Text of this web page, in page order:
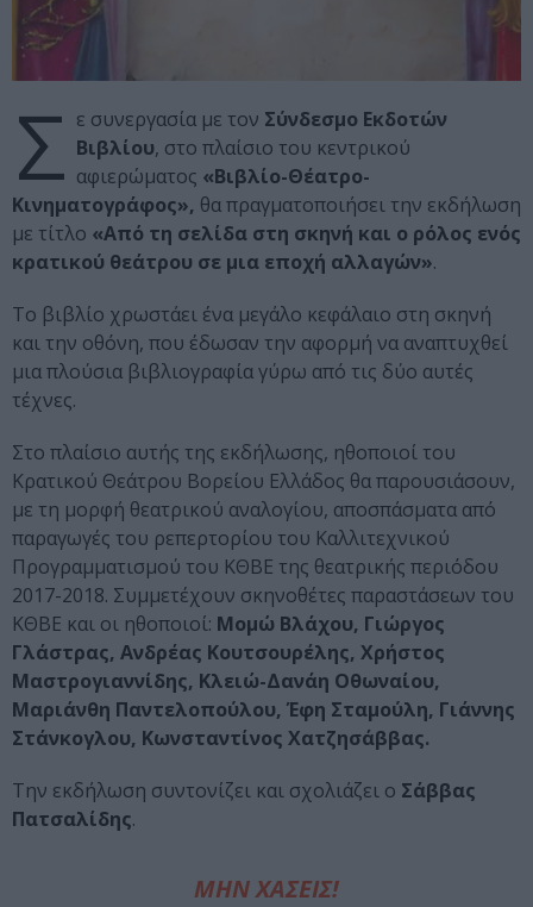
Σ ε συνεργασία με τον Σύνδεσμο Εκδοτών
Βιβλίου, στο πλαίσιο του κεντρικού
αφιερώματος «Βιβλίο-Θέατρο-
Κινηματογράφος», θα πραγματοποιήσει την εκδήλωση
με τίτλο «Από τη σελίδα στη σκηνή και ο ρόλος ενός
κρατικού θεάτρου σε μια εποχή αλλαγών».
Το βιβλίο χρωστάει ένα μεγάλο κεφάλαιο στη σκηνή
και την οθόνη, που έδωσαν την αφορμή να αναπτυχθεί
μια πλούσια βιβλιογραφία γύρω από τις δύο αυτές
τέχνες.
Στο πλαίσιο αυτής της εκδήλωσης, ηθοποιοί του
Κρατικού Θεάτρου Βορείου Ελλάδος θα παρουσιάσουν,
με τη μορφή θεατρικού αναλογίου, αποσπάσματα από
παραγωγές του ρεπερτορίου του Καλλιτεχνικού
Προγραμματισμού του ΚΘΒΕ της θεατρικής περιόδου
2017-2018. Συμμετέχουν σκηνοθέτες παραστάσεων του
ΚΘΒΕ και οι ηθοποιοί: Μομώ Βλάχου, Γιώργος
Γλάστρας, Ανδρέας Κουτσουρέλης, Χρήστος
Μαστρογιαννίδης, Κλειώ-Δανάη Οθωναίου,
Μαριάνθη Παντελοπούλου, Έφη Σταμούλη, Γιάννης
Στάνκογλου, Κωνσταντίνος Χατζησάββας.
Την εκδήλωση συντονίζει και σχολιάζει ο Σάββας
Πατσαλίδης.
ΜΗΝ ΧΑΣΕΙΣ!